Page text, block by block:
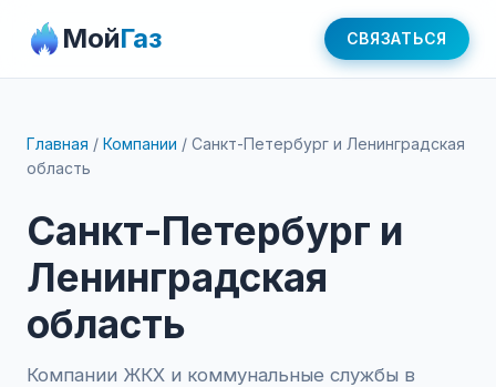
МойГаз СВЯЗАТЬСЯ
Главная / Компании / Санкт-Петербург и Ленинградская
область
Санкт-Петербург и
Ленинградская
область
Компании ЖКХ и коммунальные службы в